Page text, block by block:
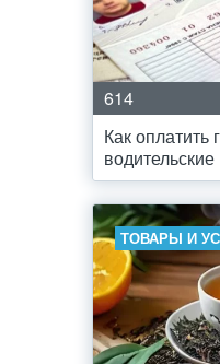
614
Как оплатить
ТОВАРЫ И